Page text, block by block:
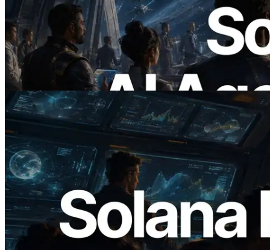
ERPC x402 destekli Solana RPC'yi
yayınladı — AI agent'ların ihtiyaç
duydukları API'ler için anında ödeme
yaptığı dönem
Bu makaleyi oku
2026.05.24